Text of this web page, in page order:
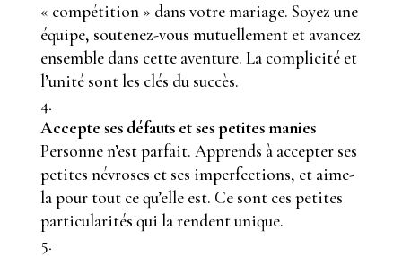
« compétition » dans votre mariage. Soyez une
équipe, soutenez-vous mutuellement et avancez
ensemble dans cette aventure. La complicité et
l’unité sont les clés du succès.
Accepte ses défauts et ses petites manies
Personne n’est parfait. Apprends à accepter ses
petites névroses et ses imperfections, et aime-
la pour tout ce qu’elle est. Ce sont ces petites
particularités qui la rendent unique.